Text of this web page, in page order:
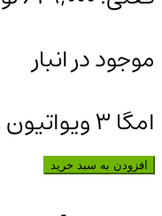
موجود در انبار
امگا 3 ویواتیون عدد
افزودن به سبد خرید